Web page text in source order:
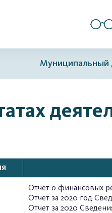
Муниципальный
Отчет о финансовых
Отчет за 2020 год
Отчет за 2020